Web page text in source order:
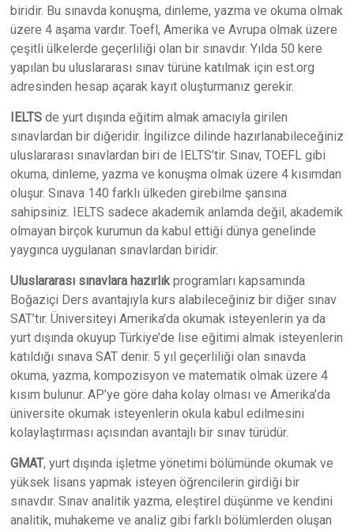
biridir. Bu sınavda konuşma, dinleme, yazma ve okuma olmak
üzere 4 aşama vardır. Toefl, Amerika ve Avrupa olmak üzere
çeşitli ülkelerde geçerliliği olan bir sınavdır. Yılda 50 kere
yapılan bu uluslararası sınav türüne katılmak için est.org
adresinden hesap açarak kayıt oluşturmanız gerekir.
IELTSde yurt dışında eğitim almak amacıyla girilen
sınavlardan bir diğeridir. İngilizce dilinde hazırlanabileceğiniz
uluslararası sınavlardan biri de IELTS’tir. Sınav, TOEFL gibi
okuma, dinleme, yazma ve konuşma olmak üzere 4 kısımdan
oluşur. Sınava 140 farklı ülkeden girebilme şansına
sahipsiniz. IELTS sadece akademik anlamda değil, akademik
olmayan birçok kurumun da kabul ettiği dünya genelinde
yaygınca uygulanan sınavlardan biridir.
Uluslararası sınavlara hazırlıkprogramları kapsamında
Boğaziçi Ders avantajıyla kurs alabileceğiniz bir diğer sınav
SAT’tır. Üniversiteyi Amerika’da okumak isteyenlerin ya da
yurt dışında okuyup Türkiye’de lise eğitimi almak isteyenlerin
katıldığı sınava SAT denir. 5 yıl geçerliliği olan sınavda
okuma, yazma, kompozisyon ve matematik olmak üzere 4
kısım bulunur. AP’ye göre daha kolay olması ve Amerika’da
üniversite okumak isteyenlerin okula kabul edilmesini
kolaylaştırması açısından avantajlı bir sınav türüdür.
GMAT, yurt dışında işletme yönetimi bölümünde okumak ve
yüksek lisans yapmak isteyen öğrencilerin girdiği bir
sınavdır. Sınav analitik yazma, eleştirel düşünme ve kendini
analitik, muhakeme ve analiz gibi farklı bölümlerden oluşan